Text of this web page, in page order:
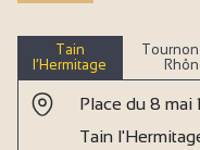
Tain
l’Hermitage
Place du 8
Tain